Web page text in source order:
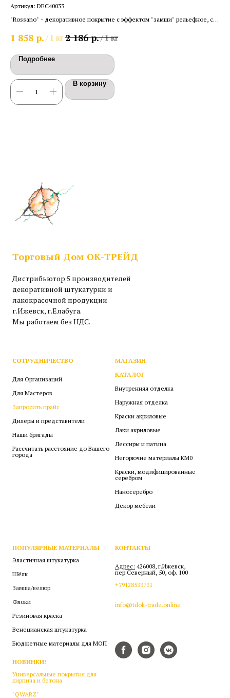
Артикул: DEC40033
"Rossano" - декоративное покрытие с эффектом "замши" рельефное, с
1 858 р. / 1 кг2 186 р./1 кг
Подробнее
В корзину
Торговый Дом ОК-ТРЕЙД
Дистрибьютор 5 производителей
декоративной штукатурки и
лакокрасочной продукции
г.Ижевск, г.Елабуга.
Мы работаем без НДС.
СОТРУДНИЧЕСТВО
Для Организаций
Для Мастеров
Запросить прайс
Дилеры и представители
Наши бригады
Рассчитать расстояние до Вашего
города
МАГАЗИН
КАТАЛОГ
Внутренняя отделка
Наружная отделка
Краски акриловые
Лаки акриловые
Лессиры и патина
Негорючие материалы КМ0
Краски, модифицированные
серебром
Наносеребро
Декор мебели
ПОПУЛЯРНЫЕ МАТЕРИАЛЫ
Эластичная штукатурка
Шёлк
Замша/велюр
Флоки
Резиновая краска
Венецианская штукатурка
Бюджетные материалы для МОП
НОВИНКИ!
Универсальные покрытия для
кирпича и бетона
"QWARZ"
КОНТАКТЫ
Адрес: 426008, г.Ижевск,
пер.Северный, 50, оф. 100
+79128533731
info@tdok-trade.online